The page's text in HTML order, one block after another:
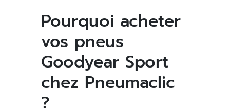
Pourquoi acheter
vos pneus
Goodyear Sport
chez Pneumaclic
?